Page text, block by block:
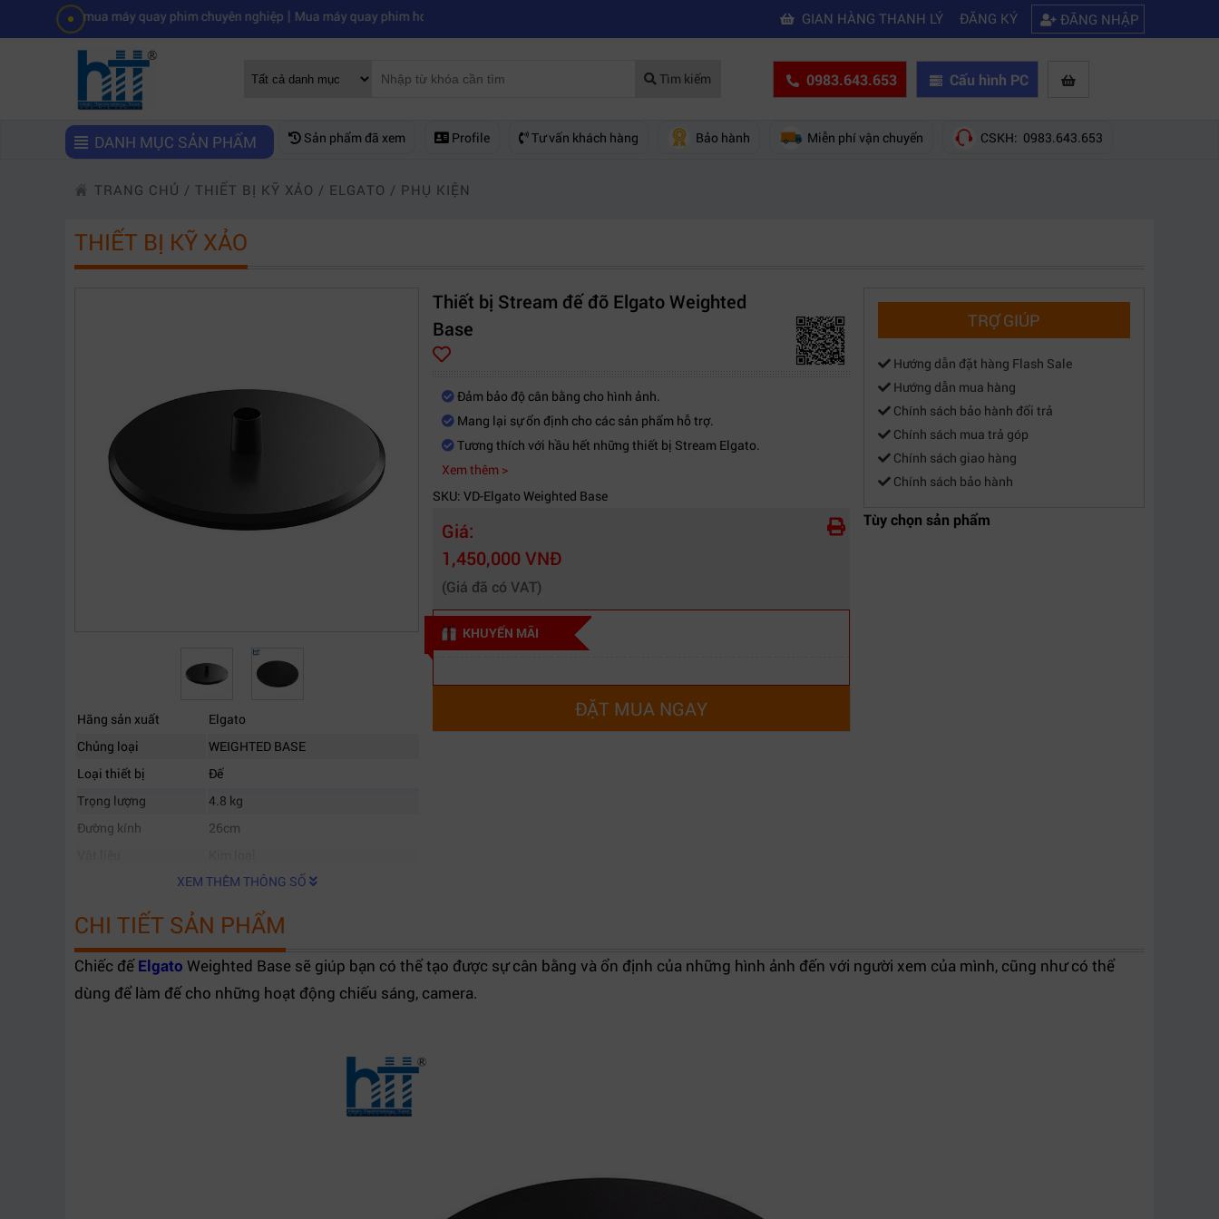
máy quay phim chuyên nghiệp|Mua máy quay phim hd giá rẻ nên mua của hãng nào? Mách bạn 5 cách khắc phục laptop không kết nối được wifi| Kinh nghiệm chọn mua máy quay phim giá rẻ bạn nên biết
GIAN HÀNG THANH LÝ ĐĂNG KÝ ĐĂNG NHẬP
Tìm kiếm 0983.643.653 Cấu hình PC
DANH MỤC SẢN PHẨM Sản phẩm đã xem Profile Tư vấn khách hàng Bảo hành Miễn phí vận chuyển CSKH: 0983.643.653
TRANG CHỦ / THIẾT BỊ KỸ XẢO / ELGATO / PHỤ KIỆN
THIẾT BỊ KỸ XẢO
Hãng sản xuất
Elgato
Chủng loại
WEIGHTED BASE
Loại thiết bị
Đế
Trọng lượng
4.8 kg
Đường kính
26cm
XEM THÊM THÔNG SỐ
Thiết bị Stream đế đỡ Elgato Weighted
Base
Đảm bảo độ cân bằng cho hình ảnh.
Mang lại sự ổn định cho các sản phẩm hỗ trợ.
Tương thích với hầu hết những thiết bị Stream Elgato.
Xem thêm >
SKU: VD-Elgato Weighted Base
Giá:
1,450,000 VNĐ
(Giá đã có VAT)
KHUYẾN MÃI
ĐẶT MUA NGAY
TRỢ GIÚP
Hướng dẫn đặt hàng Flash Sale
Hướng dẫn mua hàng
Chính sách bảo hành đổi trả
Chính sách mua trả góp
Chính sách giao hàng
Chính sách bảo hành
Tùy chọn sản phẩm
CHI TIẾT SẢN PHẨM
Chiếc đếElgato Weighted Base sẽ giúp bạn có thể tạo được sự cân bằng và ổn định của những hình ảnh đến với người xem của mình, cũng như có thể
dùng để làm đế cho những hoạt động chiếu sáng, camera.